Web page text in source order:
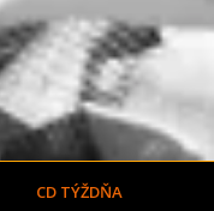
CD TÝŽDŇA